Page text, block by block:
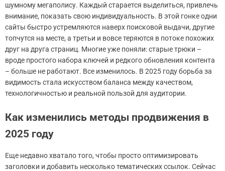
шумному мегаполису. Каждый старается выделиться, привлечь
внимание, показать свою индивидуальность. В этой гонке одни
сайты быстро устремляются наверх поисковой выдачи, другие
топчутся на месте, а третьи и вовсе теряются в потоке похожих
друг на друга страниц. Многие уже поняли: старые трюки –
вроде простого набора ключей и редкого обновления контента
– больше не работают. Все изменилось. В 2025 году борьба за
видимость стала искусством баланса между качеством,
технологичностью и реальной пользой для аудитории.
Как изменились методы продвижения в
2025 году
Еще недавно хватало того, чтобы просто оптимизировать
заголовки и добавить несколько тематических ссылок. Сейчас